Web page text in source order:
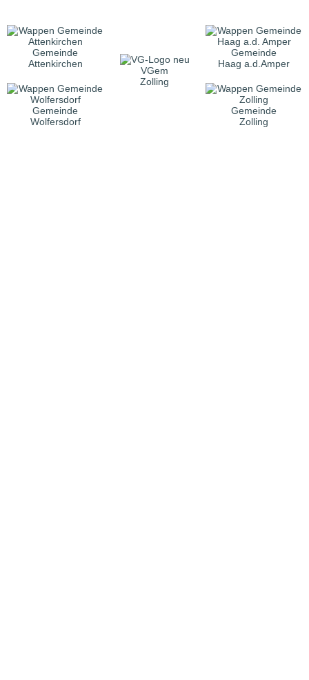
Gemeinde
Attenkirchen
VGem
Zolling
Gemeinde
Haag a.d.Amper
Gemeinde
Wolfersdorf
Gemeinde
Zolling